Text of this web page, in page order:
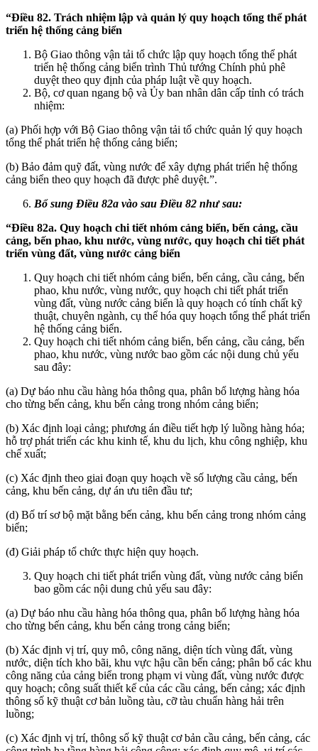
“Điều 82. Trách nhiệm lập và quản lý quy hoạch tổng thể phát
triển hệ thống cảng biển
Bộ Giao thông vận tải tổ chức lập quy hoạch tổng thể phát
triển hệ thống cảng biển trình Thủ tướng Chính phủ phê
duyệt theo quy định của pháp luật về quy hoạch.
Bộ, cơ quan ngang bộ và Ủy ban nhân dân cấp tỉnh có trách
nhiệm:
(a) Phối hợp với Bộ Giao thông vận tải tổ chức quản lý quy hoạch
tổng thể phát triển hệ thống cảng biển;
(b) Bảo đảm quỹ đất, vùng nước để xây dựng phát triển hệ thống
cảng biển theo quy hoạch đã được phê duyệt.”.
Bổ sung Điều 82a vào sau Điều 82 như sau:
“Điều 82a. Quy hoạch chi tiết nhóm cảng biển, bến cảng, cầu
cảng, bến phao, khu nước, vùng nước, quy hoạch chi tiết phát
triển vùng đất, vùng nước cảng biển
Quy hoạch chi tiết nhóm cảng biển, bến cảng, cầu cảng, bến
phao, khu nước, vùng nước, quy hoạch chi tiết phát triển
vùng đất, vùng nước cảng biển là quy hoạch có tính chất kỹ
thuật, chuyên ngành, cụ thể hóa quy hoạch tổng thể phát triển
hệ thống cảng biển.
Quy hoạch chi tiết nhóm cảng biển, bến cảng, cầu cảng, bến
phao, khu nước, vùng nước bao gồm các nội dung chủ yếu
sau đây:
(a) Dự báo nhu cầu hàng hóa thông qua, phân bổ lượng hàng hóa
cho từng bến cảng, khu bến cảng trong nhóm cảng biển;
(b) Xác định loại cảng; phương án điều tiết hợp lý luồng hàng hóa;
hỗ trợ phát triển các khu kinh tế, khu du lịch, khu công nghiệp, khu
chế xuất;
(c) Xác định theo giai đoạn quy hoạch về số lượng cầu cảng, bến
cảng, khu bến cảng, dự án ưu tiên đầu tư;
(d) Bố trí sơ bộ mặt bằng bến cảng, khu bến cảng trong nhóm cảng
biển;
(đ) Giải pháp tổ chức thực hiện quy hoạch.
Quy hoạch chi tiết phát triển vùng đất, vùng nước cảng biển
bao gồm các nội dung chủ yếu sau đây:
(a) Dự báo nhu cầu hàng hóa thông qua, phân bổ lượng hàng hóa
cho từng bến cảng, khu bến cảng trong cảng biển;
(b) Xác định vị trí, quy mô, công năng, diện tích vùng đất, vùng
nước, diện tích kho bãi, khu vực hậu cần bến cảng; phân bổ các khu
công năng của cảng biển trong phạm vi vùng đất, vùng nước được
quy hoạch; công suất thiết kế của các cầu cảng, bến cảng; xác định
thông số kỹ thuật cơ bản luồng tàu, cỡ tàu chuẩn hàng hải trên
luồng;
(c) Xác định vị trí, thông số kỹ thuật cơ bản cầu cảng, bến cảng, các